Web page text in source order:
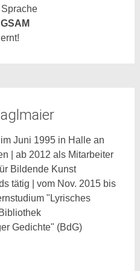
Juni 1995 in Halle an
| ab 2012 als Mitarbeiter
Bildende Kunst
tätig | vom Nov. 2015 bis
"Lyrisches
Gedichte" (BdG)